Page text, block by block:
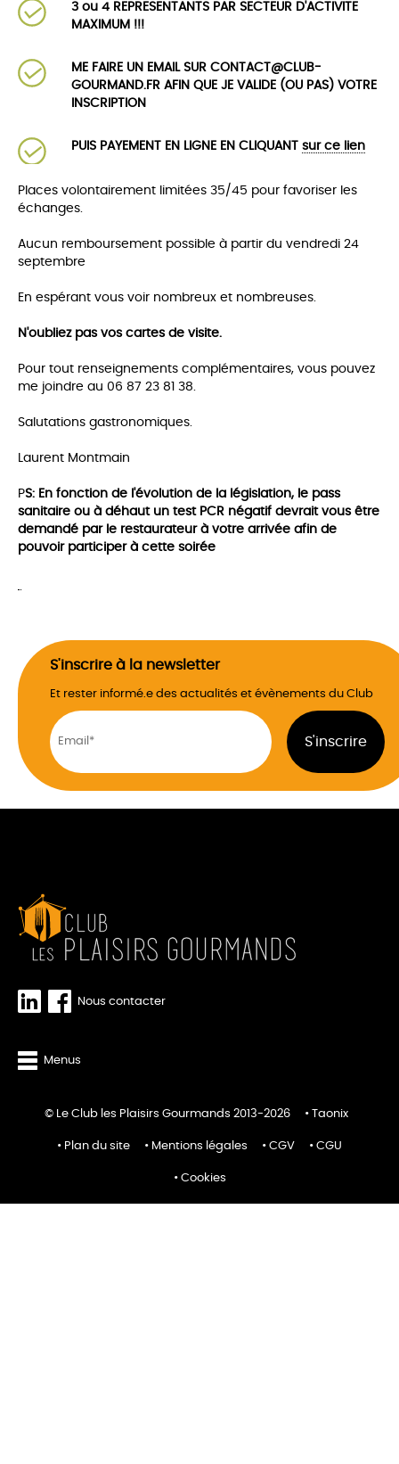
3 ou 4 REPRESENTANTS PAR SECTEUR D'ACTIVITE
MAXIMUM !!!
ME FAIRE UN EMAIL SUR CONTACT@CLUB-
GOURMAND.FR AFIN QUE JE VALIDE (OU PAS) VOTRE
INSCRIPTION
PUIS PAYEMENT EN LIGNE EN CLIQUANT sur ce lien
Places volontairement limitées 35/45 pour favoriser les
échanges.
Aucun remboursement possible à partir du vendredi 24
septembre
En espérant vous voir nombreux et nombreuses.
N'oubliez pas vos cartes de visite.
Pour tout renseignements complémentaires, vous pouvez
me joindre au 06 87 23 81 38.
Salutations gastronomiques.
Laurent Montmain
PS: En fonction de l'évolution de la législation, le pass
sanitaire ou à déhaut un test PCR négatif devrait vous être
demandé par le restaurateur à votre arrivée afin de
pouvoir participer à cette soirée
S'inscrire à la newsletter
Et rester informé.e des actualités et évènements du Club
Nous contacter
Menus
© Le Club les Plaisirs Gourmands 2013-2026 Taonix
Plan du site Mentions légales CGV CGU
Cookies